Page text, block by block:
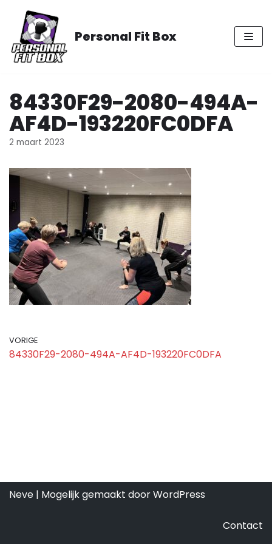
Meteen
naar
de
inhoud
Personal Fit Box
84330F29-2080-494A-
AF4D-193220FC0DFA
2 maart 2023
VORIGE
84330F29-2080-494A-AF4D-193220FC0DFA
Neve | Mogelijk gemaakt doorWordPress
Contact